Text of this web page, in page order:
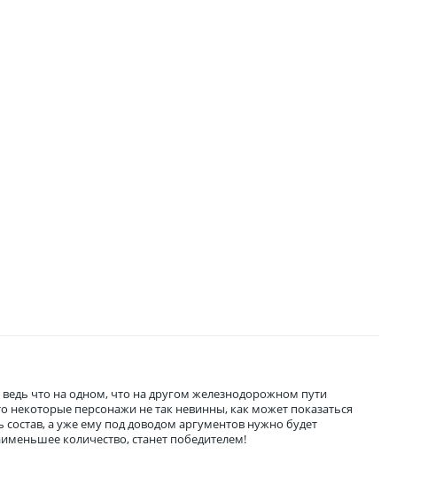
что на одном, что на другом железнодорожном пути
персонажи не так невинны, как может показаться
а уже ему под доводом аргументов нужно будет
количество, станет победителем!